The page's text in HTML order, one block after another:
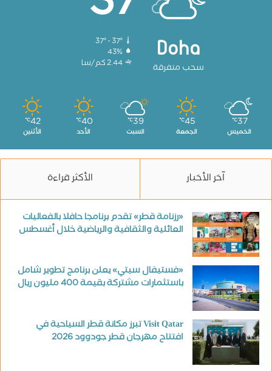
Doha
سحب متفرقة
37º - 37º
43%
2.44 كم/سا
37
℃
الخميس
45
℃
الجمعة
39
℃
السبت
40
℃
الأحد
42
℃
الأثنين
آخر الأخبار الأكثر قراءة
«رزنامة قطر» تقدم برنامجا حافلا بالفعاليات
العائلية والثقافية والرياضية خلال أغسطس
«فستيفال سيتي» يعلن برنامج تطوير شامل
باستثمارات مشتركة بقيمة 400 مليون ريال
Visit Qatar تبرز مكانة قطر السياحية في
افتتاح مهرجان قطر جودوود 2026